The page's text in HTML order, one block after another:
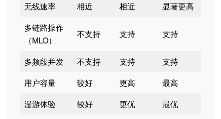
无线速率
相近 相近
显著更高
多链路操作
（MLO）
不支持 支持 支持
多频段并发 不支持 支持
支持
用户容量
较好 更高
最高
漫游体验
较好 更优
最优